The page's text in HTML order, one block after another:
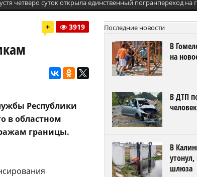
четверо суток открыла единственный погранпереход на
+ 3919
Республики
в областном
границы.
Последние новости
В
на
В ДТП
В
шлюза